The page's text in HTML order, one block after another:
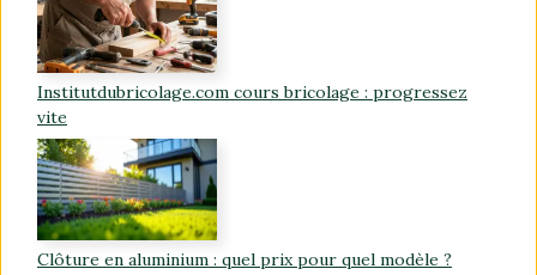
Institutdubricolage.com cours bricolage : progressez
vite
Clôture en aluminium : quel prix pour quel modèle ?